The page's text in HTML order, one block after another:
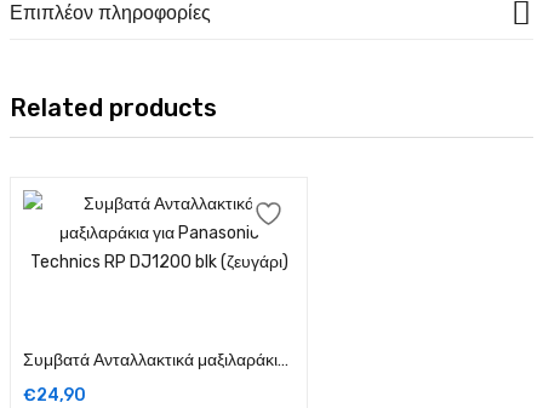
Επιπλέον πληροφορίες
Related products
Συμβατά Ανταλλακτικά μαξιλαράκια για Panasonic Technics RP DJ1200 blk (ζευγάρι)
€24,90